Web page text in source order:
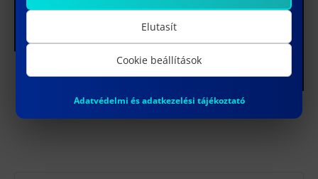
A programváltozás jogát fenntartjuk!
Elutasít
Cookie beállítások
Adatvédelmi és adatkezelési tájékoztató